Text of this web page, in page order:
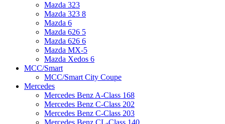
Mazda 323
Mazda 323 8
Mazda 6
Mazda 626 5
Mazda 626 6
Mazda MX-5
Mazda Xedos 6
MCC/Smart
MCC/Smart City Coupe
Mercedes
Mercedes Benz A-Class 168
Mercedes Benz C-Class 202
Mercedes Benz C-Class 203
Mercedes Benz CL-Class 140